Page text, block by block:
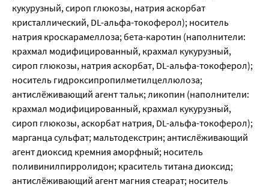
кукурузный, сироп глюкозы, натрия аскорбат
кристаллический, DL-альфа-токоферол); носитель
натрия кроскарамеллоза; бета-каротин (наполнители:
крахмал модифицированный, крахмал кукурузный,
сироп глюкозы, натрия аскорбат, DL-альфа-токоферол);
носитель гидроксипропилметилцеллюлоза;
антислёживающий агент тальк; ликопин (наполнители:
крахмал модифицированный, крахмал кукурузный,
сироп глюкозы, аскорбат натрия, DL-альфа-токоферол);
марганца сульфат; мальтодекстрин; антислёживающий
агент диоксид кремния аморфный; носитель
поливинилпирролидон; краситель титана диоксид;
антислёживающий агент магния стеарат; носитель